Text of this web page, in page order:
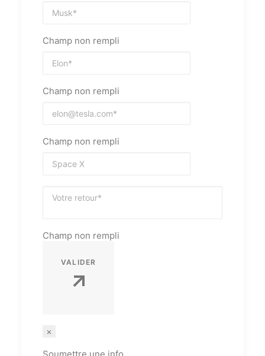
Champ non rempli
Champ non rempli
Champ non rempli
Champ non rempli
VALIDER
×